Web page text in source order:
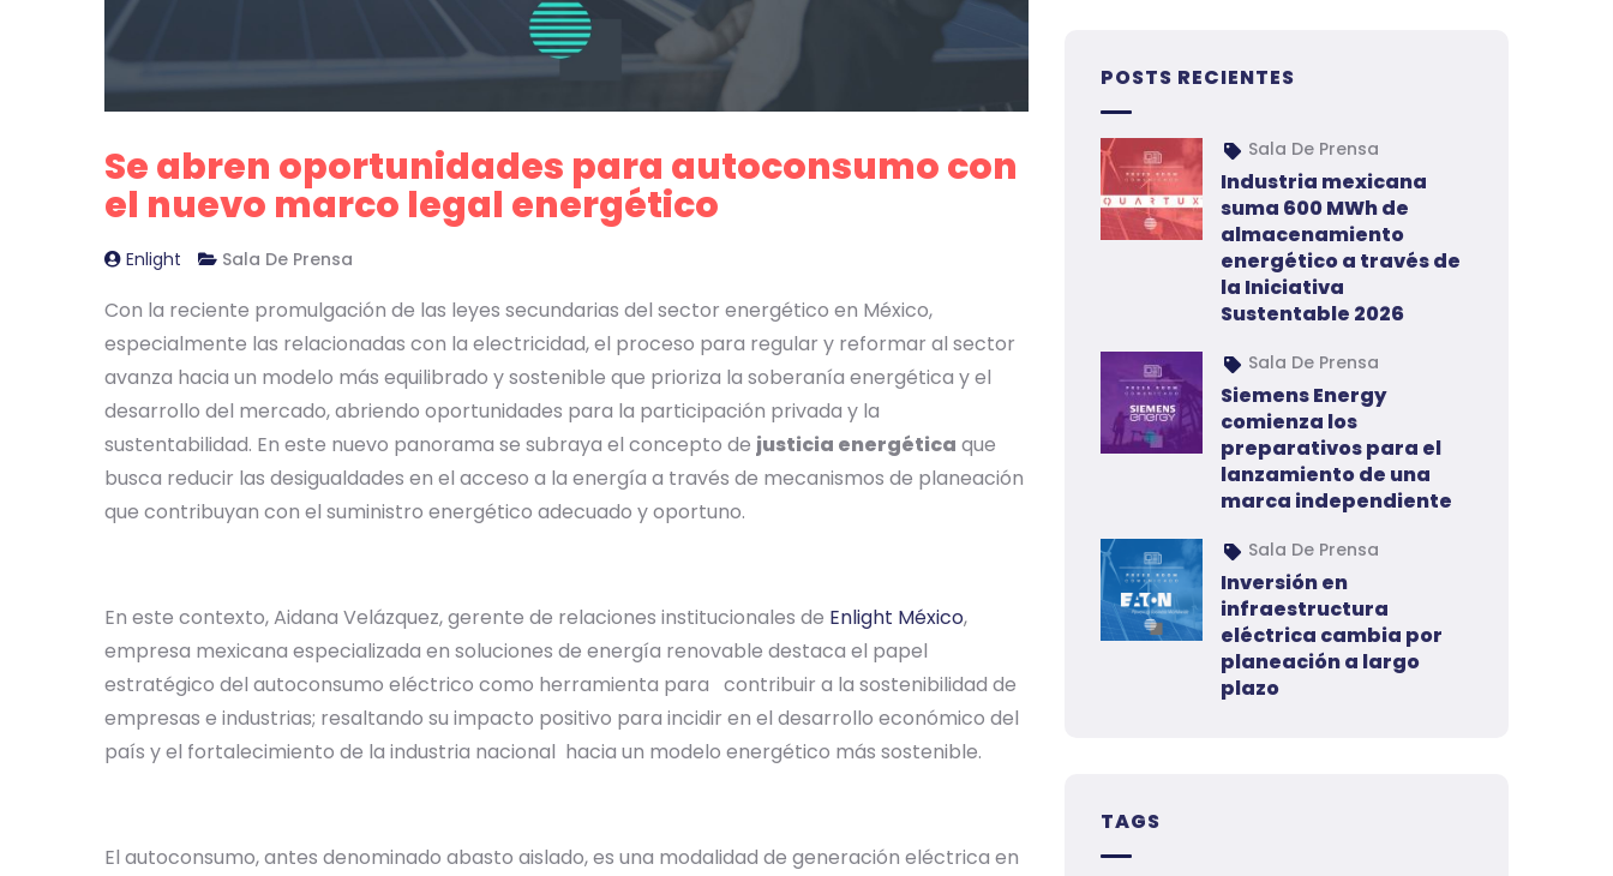
Se abren oportunidades para autoconsumo con
el nuevo marco legal energético
Enlight Sala De Prensa
Con la reciente promulgación de las leyes secundarias del sector energético en México,
especialmente las relacionadas con la electricidad, el proceso para regular y reformar al sector
avanza hacia un modelo más equilibrado y sostenible que prioriza la soberanía energética y el
desarrollo del mercado, abriendo oportunidades para la participación privada y la
sustentabilidad. En este nuevo panorama se subraya el concepto de justicia energética que
busca reducir las desigualdades en el acceso a la energía a través de mecanismos de planeación
que contribuyan con el suministro energético adecuado y oportuno.
En este contexto, Aidana Velázquez, gerente de relaciones institucionales de Enlight México,
empresa mexicana especializada en soluciones de energía renovable destaca el papel
estratégico del autoconsumo eléctrico como herramienta para contribuir a la sostenibilidad de
empresas e industrias; resaltando su impacto positivo para incidir en el desarrollo económico del
país y el fortalecimiento de la industria nacional hacia un modelo energético más sostenible.
El autoconsumo, antes denominado abasto aislado, es una modalidad de generación eléctrica en
POSTS RECIENTES
Sala De Prensa
Industria mexicana
suma 600 MWh de
almacenamiento
energético a través de
la Iniciativa
Sustentable 2026
Sala De Prensa
Siemens Energy
comienza los
preparativos para el
lanzamiento de una
marca independiente
Sala De Prensa
Inversión en
infraestructura
eléctrica cambia por
planeación a largo
plazo
TAGS